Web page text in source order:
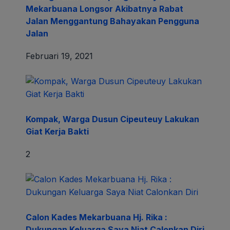
Mekarbuana Longsor Akibatnya Rabat
Jalan Menggantung Bahayakan Pengguna
Jalan
Februari 19, 2021
Kompak, Warga Dusun Cipeuteuy Lakukan
Giat Kerja Bakti
2
Calon Kades Mekarbuana Hj. Rika :